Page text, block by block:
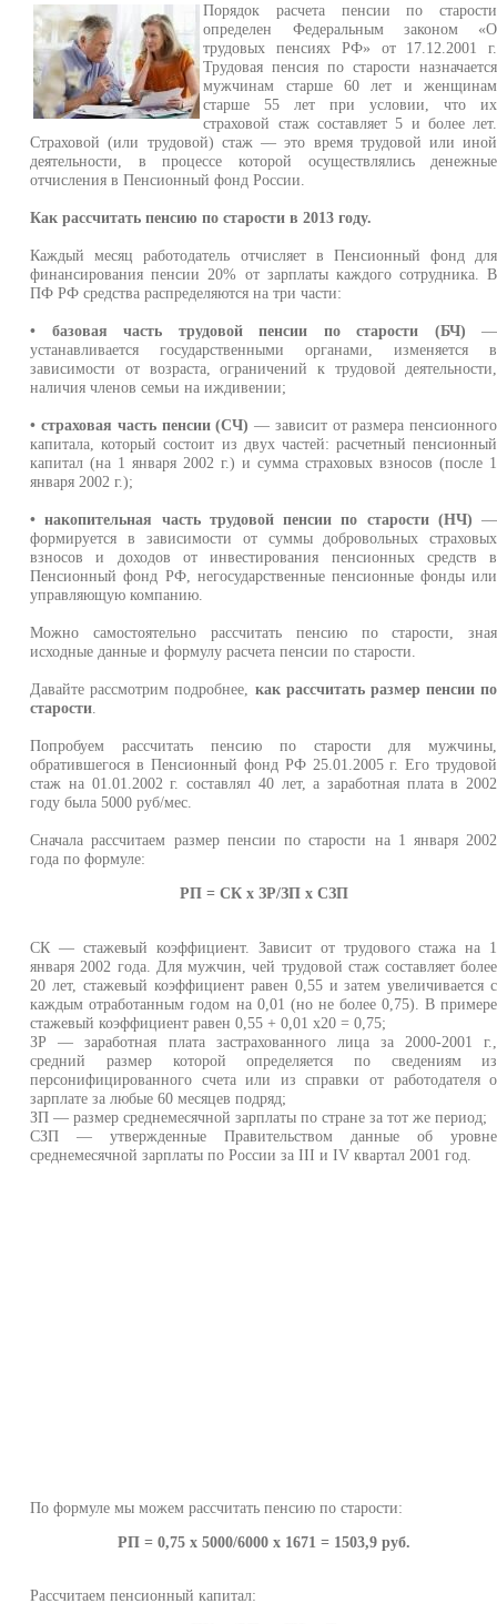
Порядок расчета пенсии по старости
определен Федеральным законом «О
трудовых пенсиях РФ» от 17.12.2001 г.
Трудовая пенсия по старости назначается
мужчинам старше 60 лет и женщинам
старше 55 лет при условии, что их
страховой стаж составляет 5 и более лет.
Страховой (или трудовой) стаж — это время трудовой или иной
деятельности, в процессе которой осуществлялись денежные
отчисления в Пенсионный фонд России.
Как рассчитать пенсию по старости в 2013 году.
Каждый месяц работодатель отчисляет в Пенсионный фонд для
финансирования пенсии 20% от зарплаты каждого сотрудника. В
ПФ РФ средства распределяются на три части:
• базовая часть трудовой пенсии по старости (БЧ) —
устанавливается государственными органами, изменяется в
зависимости от возраста, ограничений к трудовой деятельности,
наличия членов семьи на иждивении;
• страховая часть пенсии (СЧ) — зависит от размера пенсионного
капитала, который состоит из двух частей: расчетный пенсионный
капитал (на 1 января 2002 г.) и сумма страховых взносов (после 1
января 2002 г.);
• накопительная часть трудовой пенсии по старости (НЧ) —
формируется в зависимости от суммы добровольных страховых
взносов и доходов от инвестирования пенсионных средств в
Пенсионный фонд РФ, негосударственные пенсионные фонды или
управляющую компанию.
Можно самостоятельно рассчитать пенсию по старости, зная
исходные данные и формулу расчета пенсии по старости.
Давайте рассмотрим подробнее, как рассчитать размер пенсии по
старости
Попробуем рассчитать пенсию по старости для мужчины,
обратившегося в Пенсионный фонд РФ 25.01.2005 г. Его трудовой
стаж на 01.01.2002 г. составлял 40 лет, а заработная плата в 2002
году была 5000 руб/мес.
Сначала рассчитаем размер пенсии по старости на 1 января 2002
года по формуле:
РП = СК х ЗР/ЗП х СЗП
СК — стажевый коэффициент. Зависит от трудового стажа на 1
января 2002 года. Для мужчин, чей трудовой стаж составляет более
20 лет, стажевый коэффициент равен 0,55 и затем увеличивается с
каждым отработанным годом на 0,01 (но не более 0,75). В примере
стажевый коэффициент равен 0,55 + 0,01 х20 = 0,75;
ЗР — заработная плата застрахованного лица за 2000-2001 г.,
средний размер которой определяется по сведениям из
персонифицированного счета или из справки от работодателя о
зарплате за любые 60 месяцев подряд;
ЗП — размер среднемесячной зарплаты по стране за тот же период;
СЗП — утвержденные Правительством данные об уровне
среднемесячной зарплаты по России за III и IV квартал 2001 год.
По формуле мы можем рассчитать пенсию по старости:
РП = 0,75 х 5000/6000 х 1671 = 1503,9 руб.
Рассчитаем пенсионный капитал: